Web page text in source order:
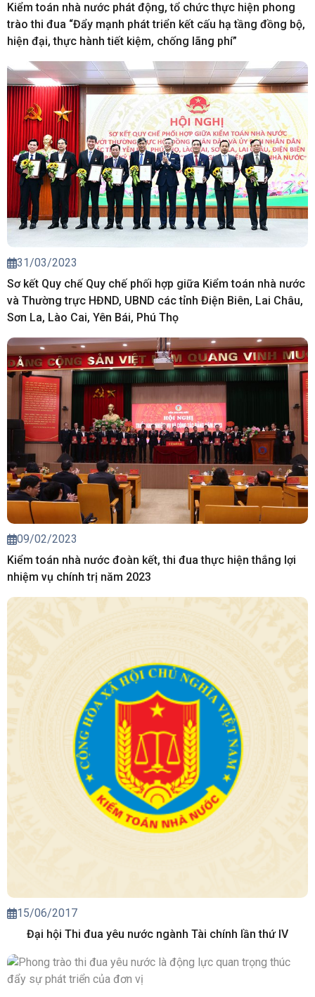
Kiểm toán nhà nước phát động, tổ chức thực hiện phong
trào thi đua “Đẩy mạnh phát triển kết cấu hạ tầng đồng bộ,
hiện đại, thực hành tiết kiệm, chống lãng phí”
31/03/2023
Sơ kết Quy chế Quy chế phối hợp giữa Kiểm toán nhà nước
và Thường trực HĐND, UBND các tỉnh Điện Biên, Lai Châu,
Sơn La, Lào Cai, Yên Bái, Phú Thọ
09/02/2023
Kiểm toán nhà nước đoàn kết, thi đua thực hiện thắng lợi
nhiệm vụ chính trị năm 2023
15/06/2017
Đại hội Thi đua yêu nước ngành Tài chính lần thứ IV